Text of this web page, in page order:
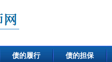
债的履行 债的担保